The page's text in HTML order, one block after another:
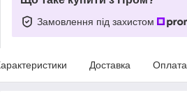
Замовлення під захистом
Доставка Оплата